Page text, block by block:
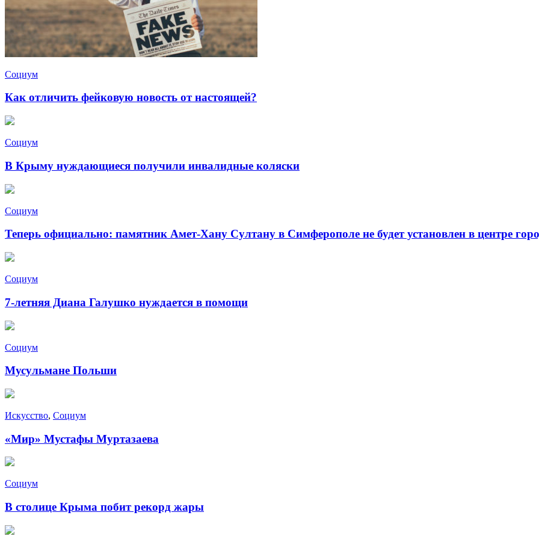
Социум
Как отличить фейковую новость от настоящей?
Социум
В Крыму нуждающиеся получили инвалидные коляски
Социум
Теперь официально: памятник Амет-Хану Султану в Симферополе не будет установлен в центре
Социум
7-летняя Диана Галушко нуждается в помощи
Социум
Мусульмане Польши
Искусство, Социум
«Мир» Мустафы Муртазаева
Социум
В столице Крыма побит рекорд жары